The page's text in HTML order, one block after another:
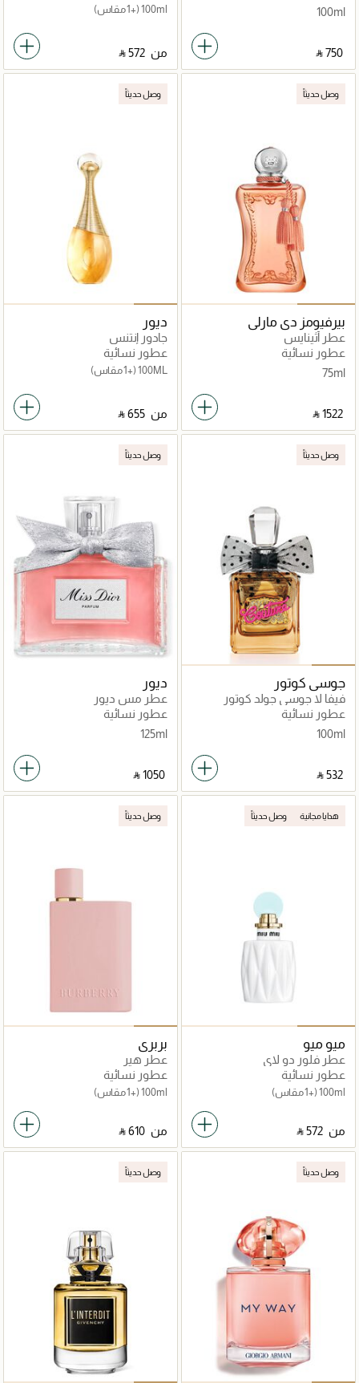
100ml
‎ ⃁ ⁦750⁩ ‎
100ml (+1 مقاس)
من ‎ ⃁ ⁦572⁩ ‎
وصل حديثاً
بيرفيومز دي مارلي
عطر أثينايس
عطور نسائية
75ml
‎ ⃁ ⁦1522⁩ ‎
وصل حديثاً
ديور
جادور إنتنس
عطور نسائية
100ML (+1 مقاس)
من ‎ ⃁ ⁦655⁩ ‎
وصل حديثاً
جوسي كوتور
فيفا لا جوسي جولد كوتور
عطور نسائية
100ml
‎ ⃁ ⁦532⁩ ‎
وصل حديثاً
ديور
عطر مس ديور
عطور نسائية
125ml
‎ ⃁ ⁦1050⁩ ‎
هدايا مجانية وصل حديثاً
ميو ميو
عطر فلور دو لاي
عطور نسائية
100ml (+1 مقاس)
من ‎ ⃁ ⁦572⁩ ‎
وصل حديثاً
بربري
عطر هير
عطور نسائية
100ml (+1 مقاس)
من ‎ ⃁ ⁦610⁩ ‎
وصل حديثاً وصل حديثاً